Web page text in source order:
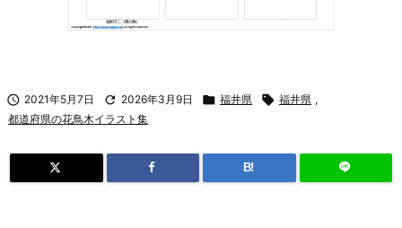
 2021年5月7日  2026年3月9日  福井県  福井県 ,
都道府県の花鳥木イラスト集
B!